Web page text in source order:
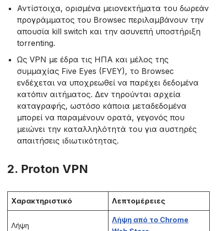
Αντίστοιχα, ορισμένα μειονεκτήματα του δωρεάν
προγράμματος του Browsec περιλαμβάνουν την
απουσία kill switch και την ασυνεπή υποστήριξη
torrenting.
Ως VPN με έδρα τις ΗΠΑ και μέλος της
συμμαχίας Five Eyes (FVEY), το Browsec
ενδέχεται να υποχρεωθεί να παρέχει δεδομένα
κατόπιν αιτήματος. Δεν τηρούνται αρχεία
καταγραφής, ωστόσο κάποια μεταδεδομένα
μπορεί να παραμένουν ορατά, γεγονός που
μειώνει την καταλληλότητά του για αυστηρές
απαιτήσεις ιδιωτικότητας.
2. Proton VPN
Χαρακτηριστικό Λεπτομέρειες
Λήψη
Λήψη από το Chrome